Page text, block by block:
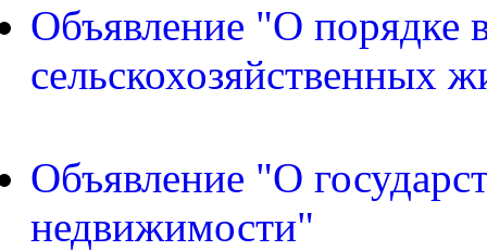
Объявление "О порядке
сельскохозяйственных
Объявление "О
недвижимости"